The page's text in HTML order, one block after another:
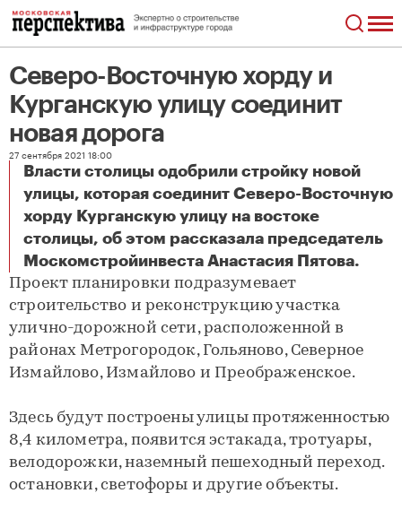
Северо-Восточную хорду и
Курганскую улицу соединит
новая дорога
27 сентября 2021 18:00
Власти столицы одобрили стройку новой
улицы, которая соединит Северо-Восточную
хорду Курганскую улицу на востоке
столицы, об этом рассказала председатель
Москомстройинвеста Анастасия Пятова.
Проект планировки подразумевает
строительство и реконструкцию участка
улично-дорожной сети, расположенной в
районах Метрогородок, Гольяново, Северное
Измайлово, Измайлово и Преображенское.
Здесь будут построены улицы протяженностью
8,4 километра, появится эстакада, тротуары,
велодорожки, наземный пешеходный переход.
остановки, светофоры и другие объекты.